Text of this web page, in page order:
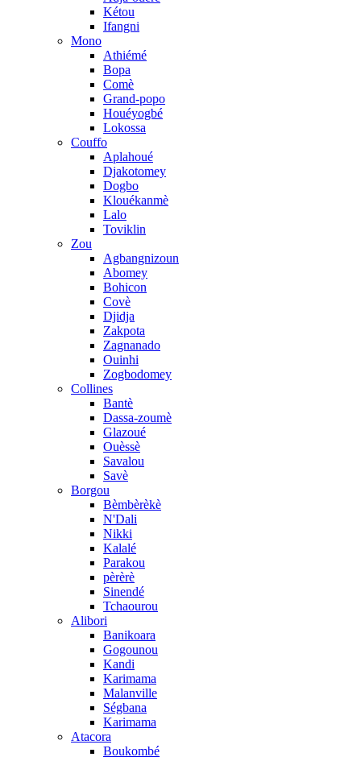
Kétou
Ifangni
Mono
Athiémé
Bopa
Comè
Grand-popo
Houéyogbé
Lokossa
Couffo
Aplahoué
Djakotomey
Dogbo
Klouékanmè
Lalo
Toviklin
Zou
Agbangnizoun
Abomey
Bohicon
Covè
Djidja
Zakpota
Zagnanado
Ouinhi
Zogbodomey
Collines
Bantè
Dassa-zoumè
Glazoué
Ouèssè
Savalou
Savè
Borgou
Bèmbèrèkè
N'Dali
Nikki
Kalalé
Parakou
pèrèrè
Sinendé
Tchaourou
Alibori
Banikoara
Gogounou
Kandi
Karimama
Malanville
Ségbana
Karimama
Atacora
Boukombé